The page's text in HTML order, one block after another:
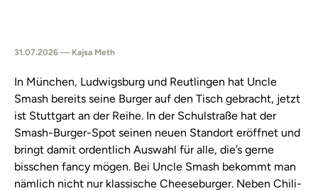
31.07.2026 — Kajsa Meth
In München, Ludwigsburg und Reutlingen hat Uncle
Smash bereits seine Burger auf den Tisch gebracht, jetzt
ist Stuttgart an der Reihe. In der Schulstraße hat der
Smash-Burger-Spot seinen neuen Standort eröffnet und
bringt damit ordentlich Auswahl für alle, die’s gerne
bisschen fancy mögen. Bei Uncle Smash bekommt man
nämlich nicht nur klassische Cheeseburger. Neben Chili-